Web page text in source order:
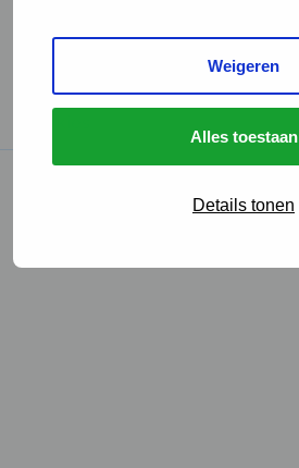
Weigeren
Alles toestaan
Details tonen
GGD Reisvaccinaties